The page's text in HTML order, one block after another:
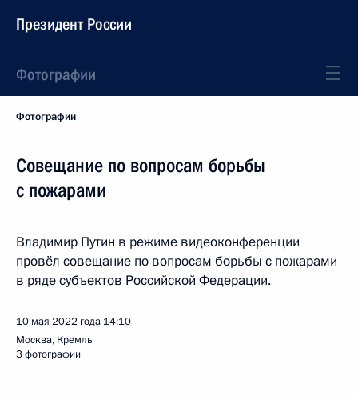
Президент России
Фотографии
Фотографии
Совещание по вопросам борьбы
с пожарами
Владимир Путин в режиме видеоконференции
провёл совещание по вопросам борьбы с пожарами
в ряде субъектов Российской Федерации.
10 мая 2022 года 14:10
Москва, Кремль
3 фотографии